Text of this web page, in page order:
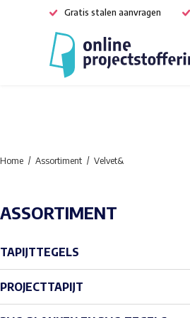
Gratis stalen aanvragen
Home Assortiment Velvet&
ASSORTIMENT
TAPIJTTEGELS
PROJECTTAPIJT